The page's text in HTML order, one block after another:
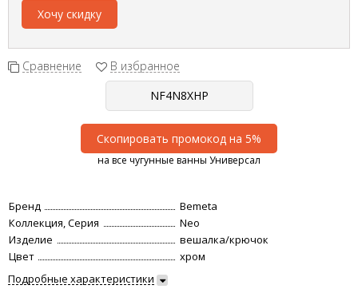
Хочу скидку
Сравнение В избранное
Скопировать промокод на 5%
на все чугунные ванны Универсал
Бренд
Bemeta
Коллекция, Серия
Neo
Изделие
вешалка/крючок
Цвет
хром
Подробные характеристики